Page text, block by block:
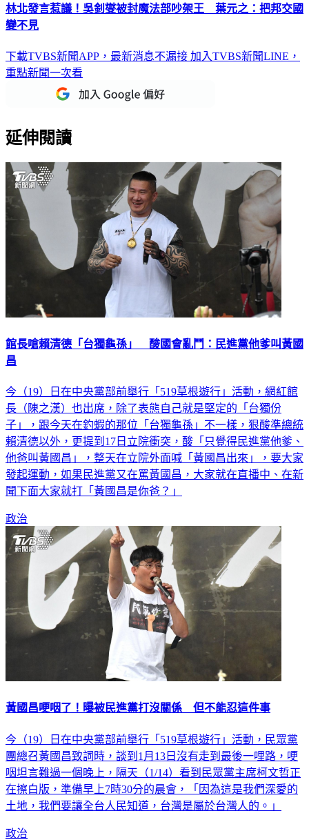
林北發言惹議！吳釗燮被封魔法部吵架王 葉元之：把邦交國
變不見
下載TVBS新聞APP，最新消息不漏接 加入TVBS新聞LINE，
重點新聞一次看
延伸閱讀
館長嗆賴清德「台獨龜孫」 酸國會亂鬥：民進黨他爹叫黃國
昌
今（19）日在中央黨部前舉行「519草根遊行」活動，網紅館
長（陳之漢）也出席，除了表態自己就是堅定的「台獨份
子」，跟今天在釣蝦的那位「台獨龜孫」不一樣，狠酸準總統
賴清德以外，更提到17日立院衝突，酸「只覺得民進黨他爹、
他爸叫黃國昌」，整天在立院外面喊「黃國昌出來」，要大家
發起運動，如果民進黨又在罵黃國昌，大家就在直播中、在新
聞下面大家就打「黃國昌是你爸？」
政治
黃國昌哽咽了！曝被民進黨打沒關係 但不能忍這件事
今（19）日在中央黨部前舉行「519草根遊行」活動，民眾黨
團總召黃國昌致詞時，談到1月13日沒有走到最後一哩路，哽
咽坦言難過一個晚上，隔天（1/14）看到民眾黨主席柯文哲正
在擦白版，準備早上7時30分的晨會，「因為這是我們深愛的
土地，我們要讓全台人民知道，台灣是屬於台灣人的。」
政治